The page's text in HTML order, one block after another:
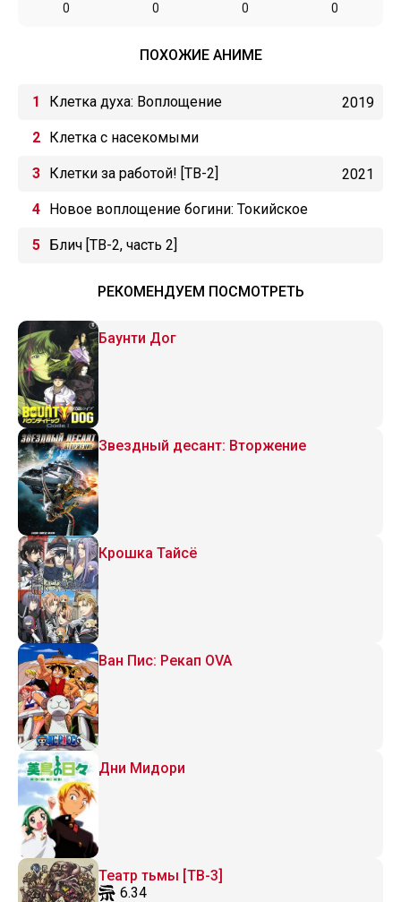
0 0 0 0
ПОХОЖИЕ АНИМЕ
Клетка духа: Воплощение 2019
Клетка с насекомыми
Клетки за работой! [ТВ-2] 2021
Новое воплощение богини: Токийское
откровение
Блич [ТВ-2, часть 2]
РЕКОМЕНДУЕМ ПОСМОТРЕТЬ
Баунти Дог
Звездный десант: Вторжение
Крошка Тайсё
Ван Пис: Рекап OVA
Дни Мидори
Театр тьмы [ТВ-3]
6.34